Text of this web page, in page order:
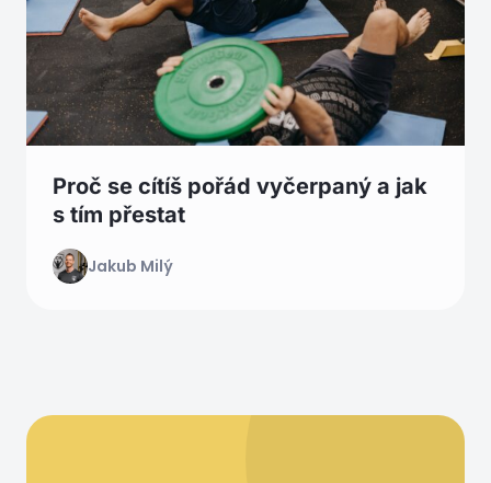
Proč se cítíš pořád vyčerpaný a jak
s tím přestat
Jakub Milý